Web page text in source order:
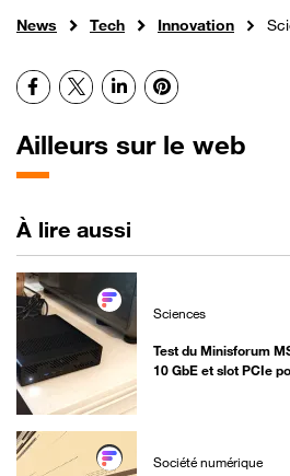
News Tech Innovation
Facebook
X LinkedInPinterest
Ailleurs sur le web
À lire aussi
Sciences
Test du Minisforum
10 GbE et slot PCIe
Société numérique